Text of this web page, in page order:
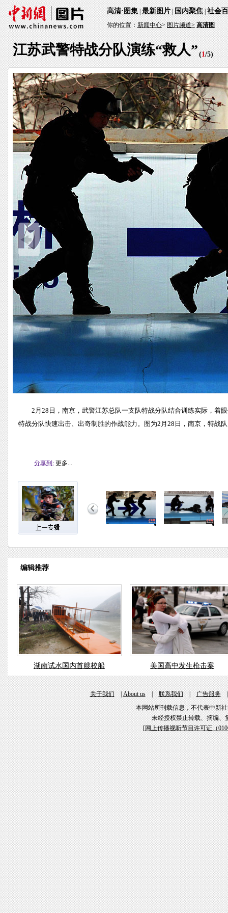
高清·图集|最新图片|国内聚焦|社会
你的位置：新闻中心>图片频道> 高清图
江苏武警特战分队演练“救人”(1/5)
2月28日，南京，武警江苏总队一支队特战分队结合训练实际，着
特战分队快速出击、出奇制胜的作战能力。图为2月28日，南京，特战
分享到: 更多...
编辑推荐
湖南试水国内首艘校船 美国高中发生枪击案
关于我们|About us|联系我们|广告服务
本网站所刊载信息，不代表中新
未经授权禁止转载、摘编、
[网上传播视听节目许可证（